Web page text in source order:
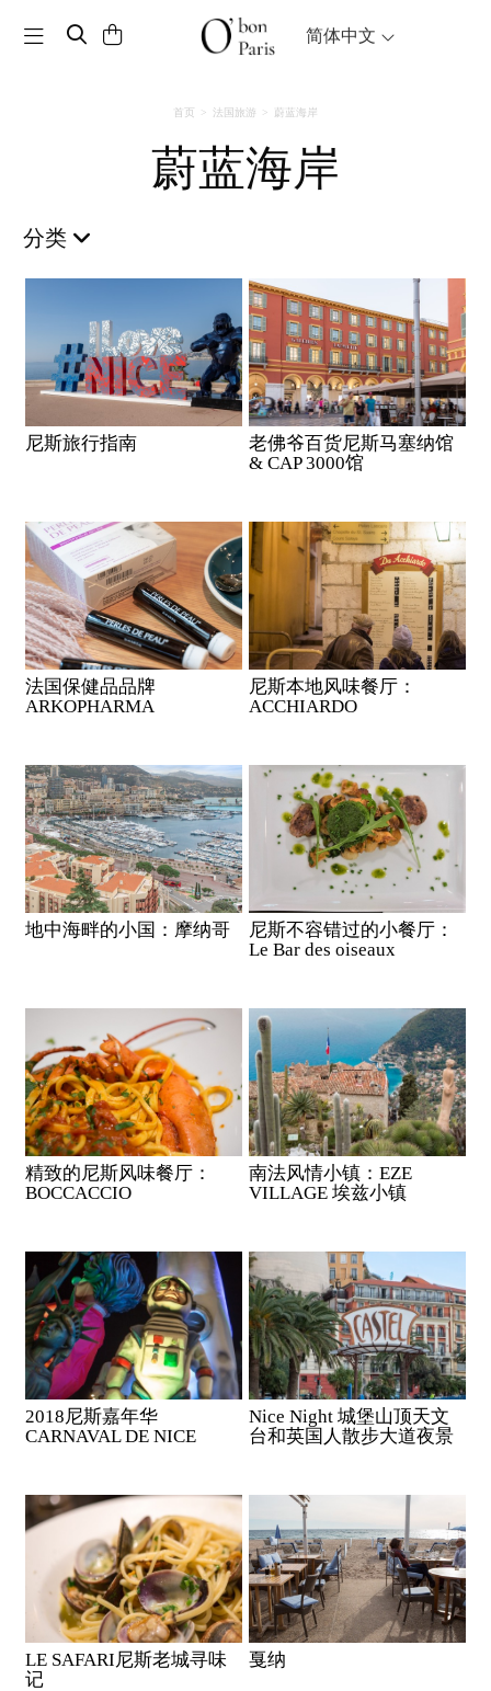
Toggle navigation 简体中文
首页 法国旅游 蔚蓝海岸
蔚蓝海岸
分类
尼斯旅行指南
老佛爷百货尼斯马塞纳馆
& CAP 3000馆
法国保健品品牌
ARKOPHARMA
尼斯本地风味餐厅：
ACCHIARDO
地中海畔的小国：摩纳哥
尼斯不容错过的小餐厅：
Le Bar des oiseaux
精致的尼斯风味餐厅：
BOCCACCIO
南法风情小镇：EZE
VILLAGE 埃兹小镇
2018尼斯嘉年华
CARNAVAL DE NICE
Nice Night 城堡山顶天文
台和英国人散步大道夜景
LE SAFARI尼斯老城寻味
记
戛纳